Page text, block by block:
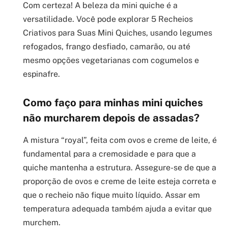
Com certeza! A beleza da mini quiche é a
versatilidade. Você pode explorar 5 Recheios
Criativos para Suas Mini Quiches, usando legumes
refogados, frango desfiado, camarão, ou até
mesmo opções vegetarianas com cogumelos e
espinafre.
Como faço para minhas mini quiches
não murcharem depois de assadas?
A mistura “royal”, feita com ovos e creme de leite, é
fundamental para a cremosidade e para que a
quiche mantenha a estrutura. Assegure-se de que a
proporção de ovos e creme de leite esteja correta e
que o recheio não fique muito líquido. Assar em
temperatura adequada também ajuda a evitar que
murchem.